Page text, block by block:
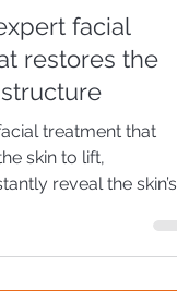
facial
restores the
skin to lift,
reveal the skin’s